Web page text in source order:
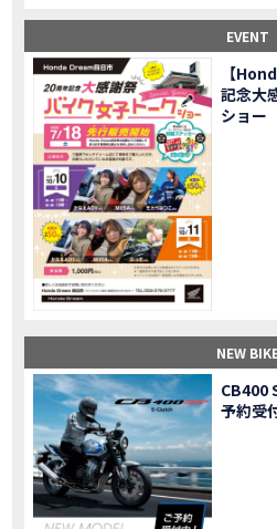
「CRF250L」「CRF250L＜s＞」
NEW BIKE 軽二輪スーパースポーツモデル「
MOVIE 【Honda Dream鈴鹿】20周年記念・大感謝祭イベント 大人気バイク女子が大集合・
NEW BIKE PROJECT BIG1 Final
MOVIE 【バイク女子】急遽、愛車とお
MOVIE 【バイク女子】オイル交換だけのつもり
EVENT 【Honda Dream 鈴鹿２０周年記念大感謝祭
MOVIE 【CB650R E-Clutch】X-ADVでDCTに5
MOVIE 【カブでアクセル全開】女性ライダーで耐久レース参戦
MOVIE 【新型X-ADV】最初のカスタムはこれ！ガラ
三重県下 Honda Dream4店
MOVIE 【速報】2025年モデルHonda X-ADV契約し
MOVIE 【女子ツーリング】秋の女子ツーリン
NEW BIKE スーパーカブFinal Edition/
MOVIE 【CBR1000RR-R】スーパースポーツバイクで三重県の新スポッ
CAMPAIGN 三重県下 Honda Dreamにてレ
EVENT
【
記念大
ショー
NEW
CB400
予約受